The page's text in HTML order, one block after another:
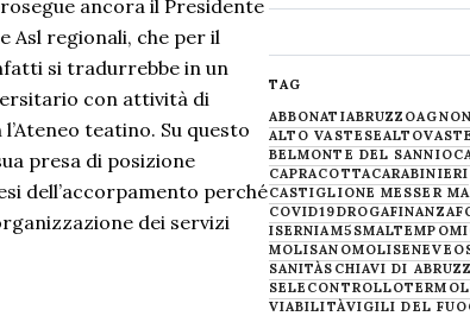
ancora il Presidente
Asl regionali, che per il
si tradurrebbe in un
con attività di
teatino. Su questo
presa di posizione
dell’accorpamento perché
dei servizi
TAG
ABBONATIABRUZZO
ALTO VASTESE
BELMONTE DEL SANNIO
CAPRACOTTACARABINIERI
CASTIGLIONE MESSER
COVID19DROGAFINANZA
ISERNIAM5SMALTEMPO
MOLISANOMOLISENEVE
SANITÀSCHIAVI DI
SELECONTROLLO
VIABILITÀVIGILI DEL